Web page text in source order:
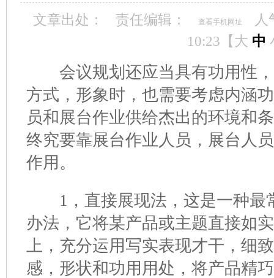
文章出处： 责任编辑： 查看手机网址
人
10:23【大 中
会议规划还应当具有功用性，
方式，形象时，也需要考虑内涵
员和展台作业供给杰出的环境和
终究要靠展台作业人员，展台人
作用。
1，直接展现法，这是一种最
办法，它将某产品或主题直接如
上，充分运用写实表现才干，细
感，形状和功用用处，将产品精